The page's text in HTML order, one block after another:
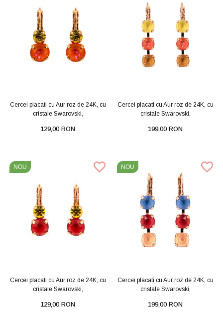
Cercei placati cu Aur roz de 24K, cu
cristale Swarovski,
129,00 RON
Cercei placati cu Aur roz de 24K, cu
cristale Swarovski,
199,00 RON
NOU
Cercei placati cu Aur roz de 24K, cu
cristale Swarovski,
129,00 RON
NOU
Cercei placati cu Aur roz de 24K, cu
cristale Swarovski,
199,00 RON